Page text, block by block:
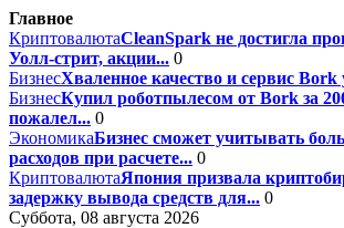
Главное
КриптовалютаCleanSpark не достигла
Уолл-стрит, акции... 0
БизнесХваленное качество и сервис
БизнесКупил роботпылесом от Bork за
пожалел... 0
ЭкономикаБизнес сможет учитывать
расходов при расчете... 0
КриптовалютаЯпония призвала
задержку вывода средств для... 0
Суббота, 08 августа 2026